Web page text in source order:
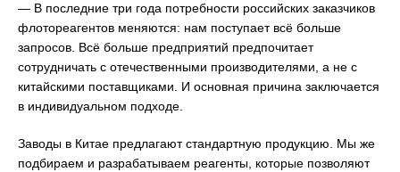
— В последние три года потребности российских заказчиков
флотореагентов меняются: нам поступает всё больше
запросов. Всё больше предприятий предпочитает
сотрудничать с отечественными производителями, а не с
китайскими поставщиками. И основная причина заключается
в индивидуальном подходе.
Заводы в Китае предлагают стандартную продукцию. Мы же
подбираем и разрабатываем реагенты, которые позволяют